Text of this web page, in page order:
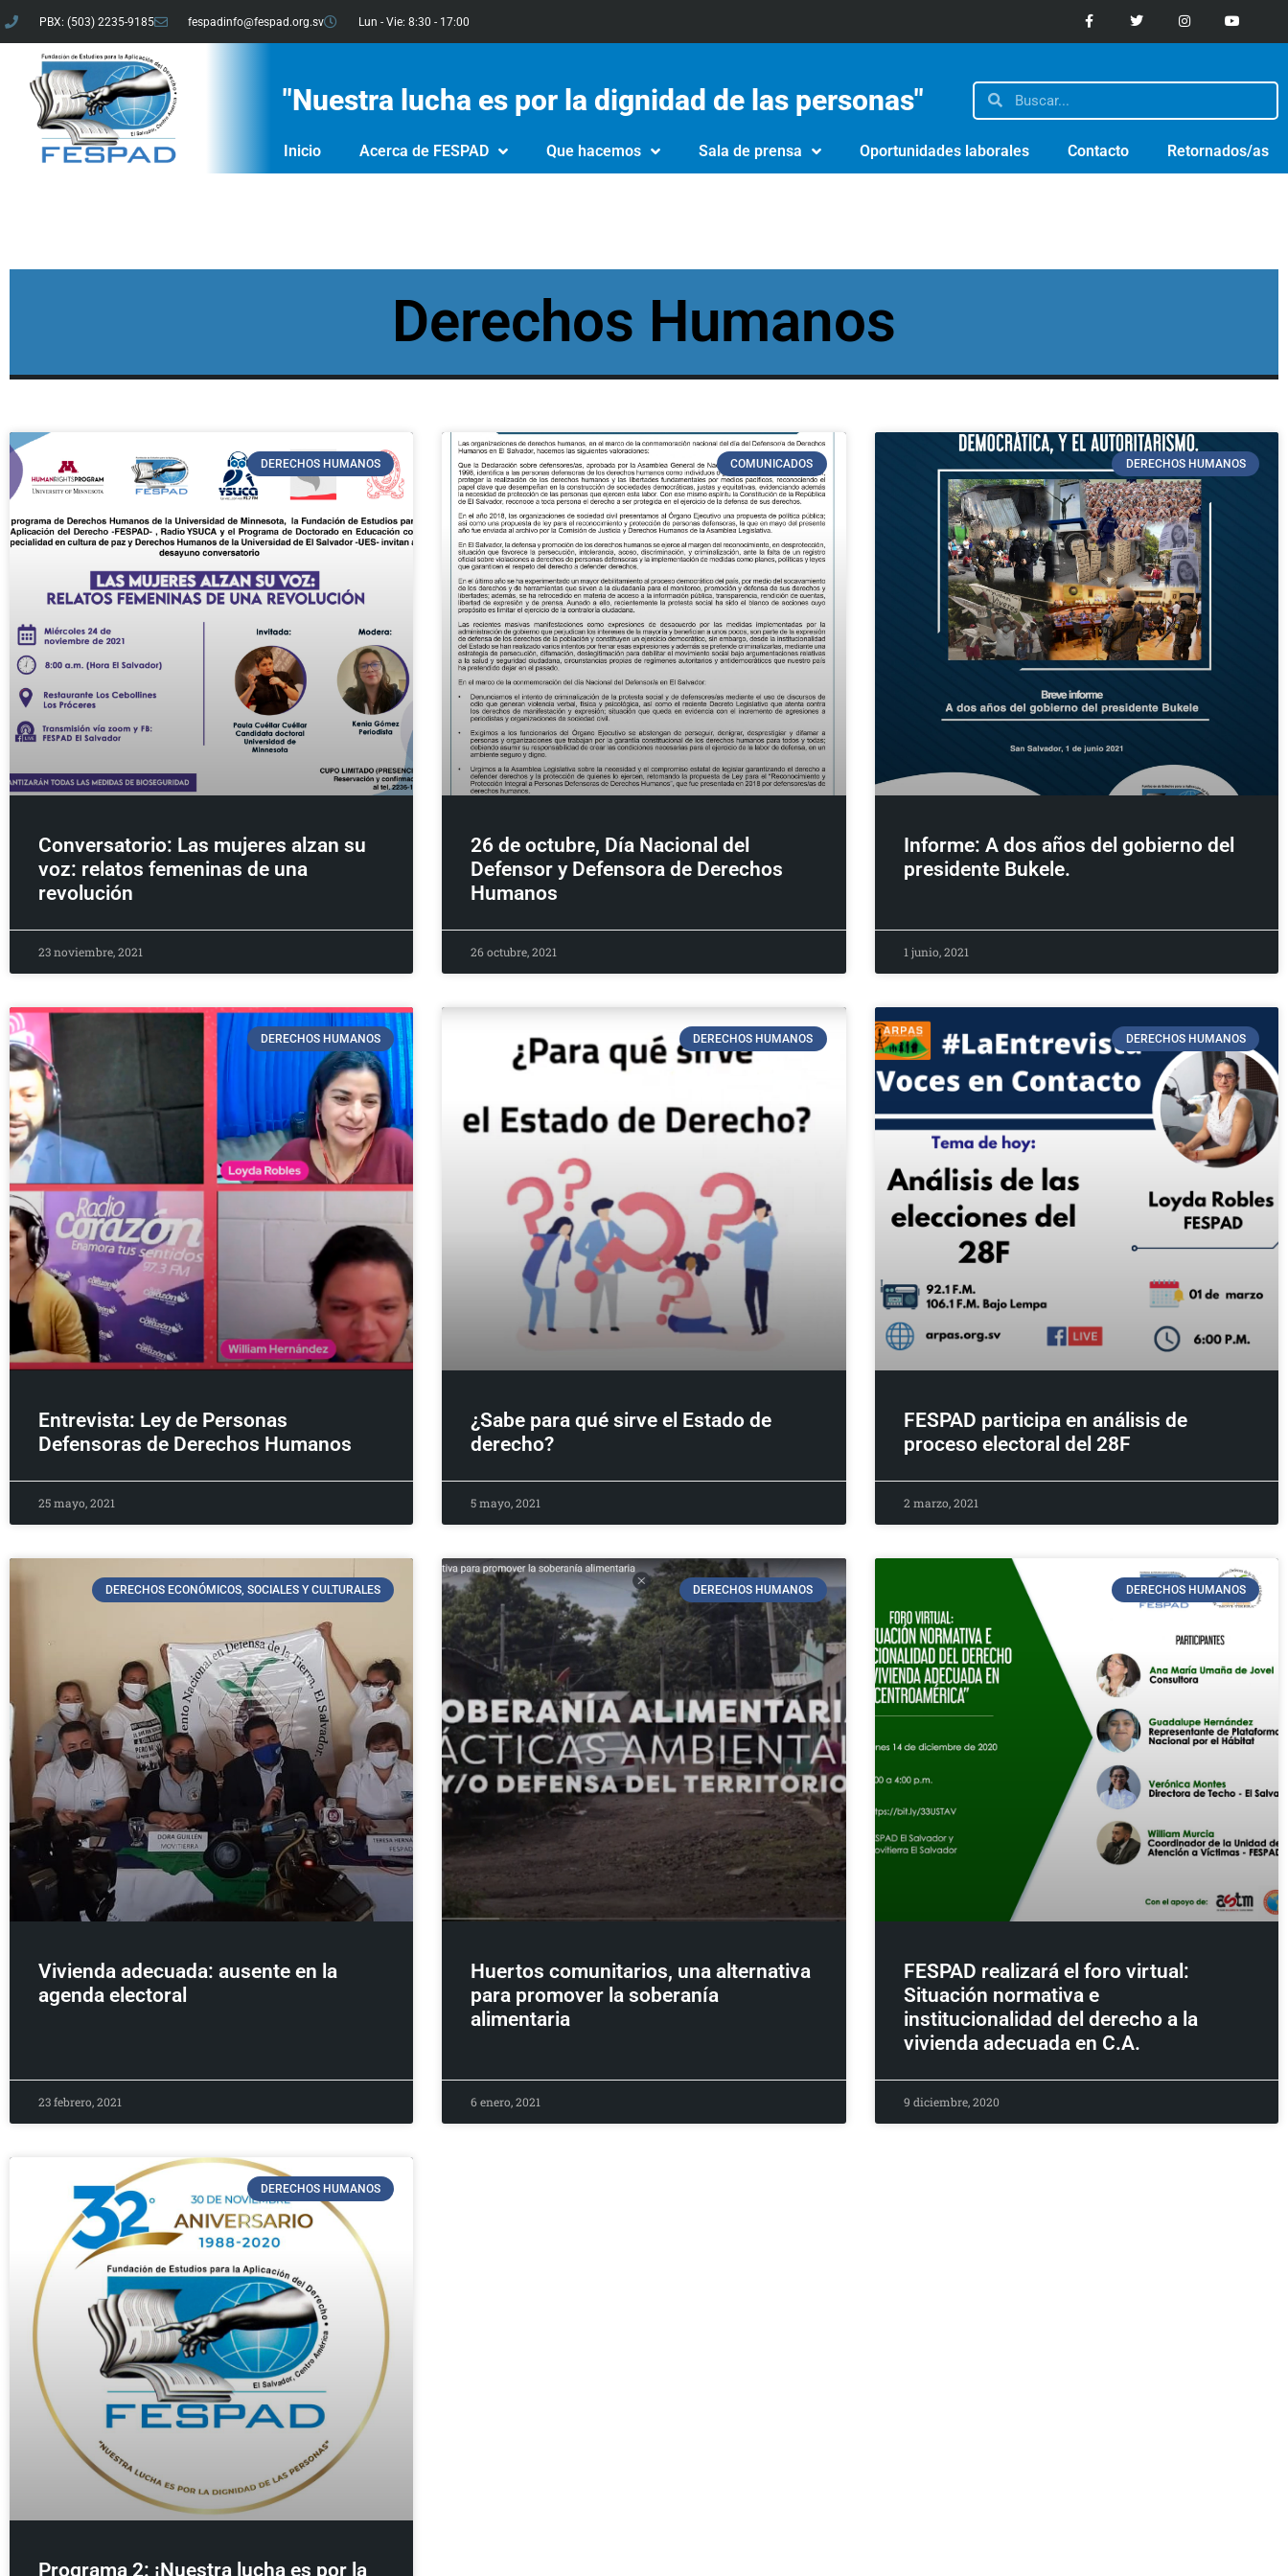
PBX: (503) 2235-9185 fespadinfo@fespad.org.sv Lun - Vie: 8:30 - 17:00
"Nuestra lucha es por la dignidad de las personas"
Inicio Acerca de FESPAD Que hacemos Sala de prensa Oportunidades laborales Contacto Retornados/as
Derechos Humanos
DERECHOS HUMANOS
Conversatorio: Las mujeres alzan su
voz: relatos femeninas de una
revolución
23 noviembre, 2021
COMUNICADOS
26 de octubre, Día Nacional del
Defensor y Defensora de Derechos
Humanos
26 octubre, 2021
DERECHOS HUMANOS
Informe: A dos años del gobierno del
presidente Bukele.
1 junio, 2021
DERECHOS HUMANOS
Entrevista: Ley de Personas
Defensoras de Derechos Humanos
25 mayo, 2021
DERECHOS HUMANOS
¿Sabe para qué sirve el Estado de
derecho?
5 mayo, 2021
DERECHOS HUMANOS
FESPAD participa en análisis de
proceso electoral del 28F
2 marzo, 2021
DERECHOS ECONÓMICOS, SOCIALES Y CULTURALES
Vivienda adecuada: ausente en la
agenda electoral
23 febrero, 2021
DERECHOS HUMANOS
Huertos comunitarios, una alternativa
para promover la soberanía
alimentaria
6 enero, 2021
DERECHOS HUMANOS
FESPAD realizará el foro virtual:
Situación normativa e
institucionalidad del derecho a la
vivienda adecuada en C.A.
9 diciembre, 2020
DERECHOS HUMANOS
Programa 2: ¡Nuestra lucha es por la